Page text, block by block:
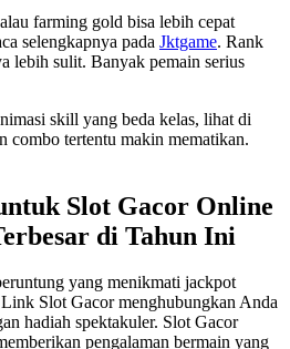
farming gold bisa lebih cepat
selengkapnya pada Jktgame. Rank
lebih sulit. Banyak pemain serius
skill yang beda kelas, lihat di
combo tertentu makin mematikan.
Slot Gacor Online
di Tahun Ini
yang menikmati jackpot
Slot Gacor menghubungkan Anda
hadiah spektakuler. Slot Gacor
pengalaman bermain yang